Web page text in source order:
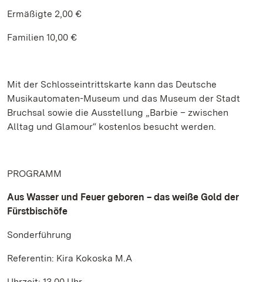
Ermäßigte 2,00 €
Familien 10,00 €
Mit der Schlosseintrittskarte kann das Deutsche
Musikautomaten-Museum und das Museum der Stadt
Bruchsal sowie die Ausstellung „Barbie – zwischen
Alltag und Glamour“ kostenlos besucht werden.
PROGRAMM
Aus Wasser und Feuer geboren – das weiße Gold der
Fürstbischöfe
Sonderführung
Referentin: Kira Kokoska M.A